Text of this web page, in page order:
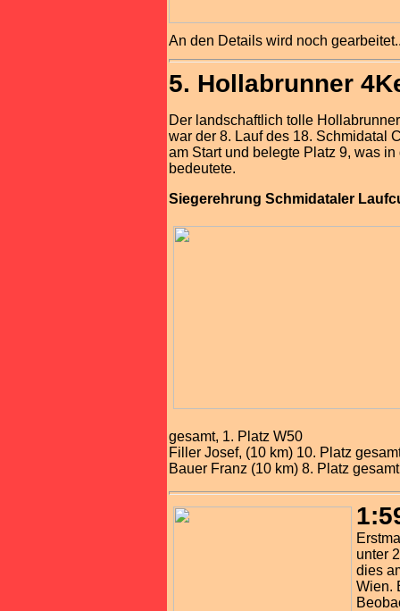
An den Details wird noch
5. Hollabrunner
Der landschaftlich tolle
war der 8. Lauf des 18. Schmidatal
am Start und belegte Platz 9, was
bedeutete.
Siegerehrung Schmidataler
gesamt, 1. Platz W50
Filler Josef, (10 km) 10. Platz
Bauer Franz (10 km) 8. Platz
unter
dies
Wien.